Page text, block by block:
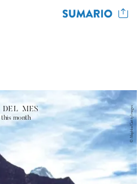
DEL MES
this month
©
Maphke/Getty
Images